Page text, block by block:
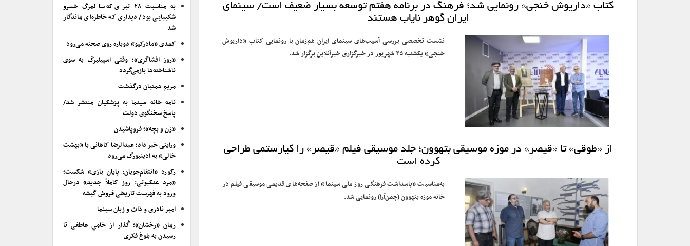
کتاب «داریوش خنجی» رونمایی شد؛ فرهنگ در برنامه هفتم توسعه بسیار ضعیف است/ سینمای
ایران گوهر نایاب هستند
نشست تخصصی بررسی آسیب‌های سینمای ایران هم‌زمان با رونمایی کتاب «داریوش
خنجی» یکشنبه ۲۵ شهریور در خبرگزاری خبرآنلاین برگزار شد.
از «طوقی» تا «قیصر» در موزه موسیقی بتهوون؛ جلد موسیقی فیلم «قیصر» را کیارستمی طراحی
کرده است
به‌مناسبت «پاسداشت فرهنگی روز ملی سینما» از صفحه‌های قدیمی موسیقی فیلم در
خانه موزه بتهوون (چمن‌آرا) رونمایی شد.
به مناسبت ۲۸ تیری که سالمرگ خسرو
شکیبایی بود/ دیداری که خاطره‌ای ماندگار
شد
کمدی «مادرکیو» دوباره روی صحنه می‌رود
«روز افشاگری»؛ وقتی اسپیلبرگ به سوی
ناشناخته‌ها بازمی‌گردد
مریم همتیان درگذشت
نامه خانه سینما به پزشکیان منتشر شد/
پاسخ سخنگوی دولت
«زن و بچه»؛ فروپاشیدن
ورایتی خبر داد؛ عبدالرضا کاهانی با «بهشت
خالی» به ادینبورگ می‌رود
رکورد «انتقام‌جویان: پایان بازی» شکست؛
«مرد عنکبوتی: روز کاملاً جدید» درحال
ورود به فهرست تاریخی فروش گیشه
امیر نادری و ذات و زبان سینما
رمان «رخشان»؛ گُذار از خامیِ عاطفی تا
رسیدن به بلوغ فکری